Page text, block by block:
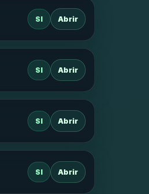
SI Abrir
SI Abrir
SI Abrir
SI Abrir